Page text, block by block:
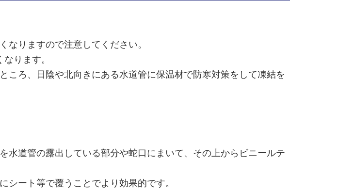
なりますので注意してください。
ります。
ころ、日陰や北向きにある水道管に保温材で防寒対策をして凍結を
水道管の露出している部分や蛇口にまいて、その上からビニールテ
シート等で覆うことでより効果的です。